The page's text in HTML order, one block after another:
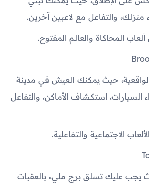
منزلك، والتفاعل مع لاعبين آخرين.
المحاكاة والعالم المفتوح.
حيث يمكنك العيش في مدينة
السيارات، استكشاف الأماكن، والتفاعل
الاجتماعية والتفاعلية.
يجب عليك تسلق برج مليء بالعقبات